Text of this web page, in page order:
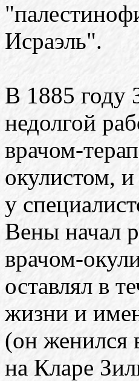
Исраэль".
В 1885 году
недолгой
врачом-
окулистом,
у
Вены начал
врачом-
оставлял в
жизни и
(он женился
на Кларе